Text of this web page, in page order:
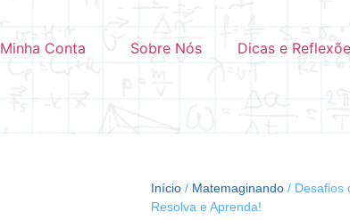
Minha Conta Sobre Nós Dicas e
Início / Matemaginando / Desafios
Resolva e Aprenda!